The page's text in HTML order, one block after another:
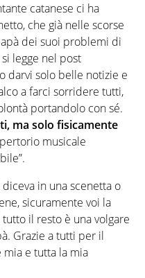
catanese ci ha
che già nelle scorse
dei suoi problemi di
legge nel post
darvi solo belle notizie e
a farci sorridere tutti,
portandolo con sé.
ma solo fisicamente
musicale
in una scenetta o
sicuramente voi la
il resto è una volgare
Grazie a tutti per il
e tutta la mia